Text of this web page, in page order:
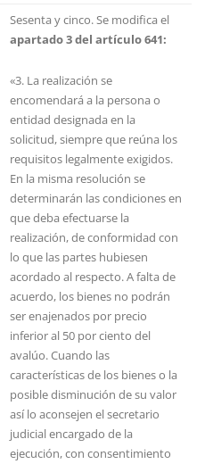
Sesenta y cinco. Se modifica el
apartado 3 del artículo 641:
«3. La realización se
encomendará a la persona o
entidad designada en la
solicitud, siempre que reúna los
requisitos legalmente exigidos.
En la misma resolución se
determinarán las condiciones en
que deba efectuarse la
realización, de conformidad con
lo que las partes hubiesen
acordado al respecto. A falta de
acuerdo, los bienes no podrán
ser enajenados por precio
inferior al 50 por ciento del
avalúo. Cuando las
características de los bienes o la
posible disminución de su valor
así lo aconsejen el secretario
judicial encargado de la
ejecución, con consentimiento